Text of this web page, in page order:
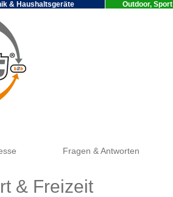
& Haushaltsgeräte Outdoor,
Fragen & Antworten
& Freizeit